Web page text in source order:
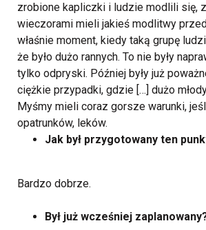
zrobione kapliczki i ludzie modlili się,
wieczorami mieli jakieś modlitwy
właśnie moment, kiedy taką grupę
że było dużo rannych. To nie były
tylko odpryski. Później były już
ciężkie przypadki, gdzie […] dużo
Myśmy mieli coraz gorsze warunki,
opatrunków, leków.
Jak był przygotowany ten
Bardzo dobrze.
Był już wcześniej